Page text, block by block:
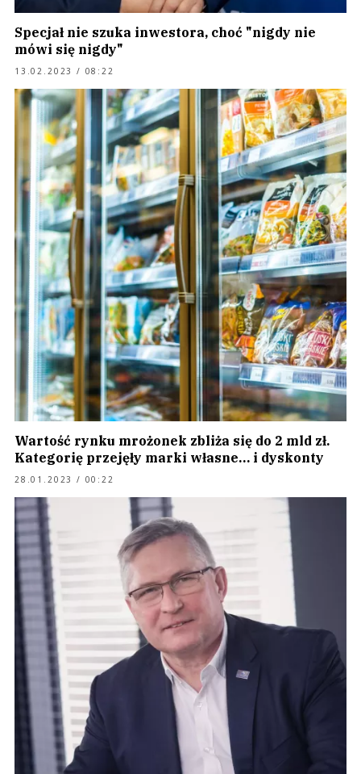
Specjał nie szuka inwestora, choć "nigdy nie
mówi się nigdy"
13.02.2023 / 08:22
Wartość rynku mrożonek zbliża się do 2 mld zł.
Kategorię przejęły marki własne… i dyskonty
28.01.2023 / 00:22